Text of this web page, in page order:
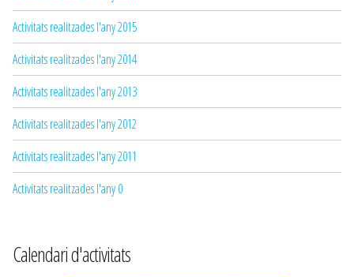
Activitats realitzades l'any 2015
Activitats realitzades l'any 2014
Activitats realitzades l'any 2013
Activitats realitzades l'any 2012
Activitats realitzades l'any 2011
Activitats realitzades l'any 0
Calendari d'activitats